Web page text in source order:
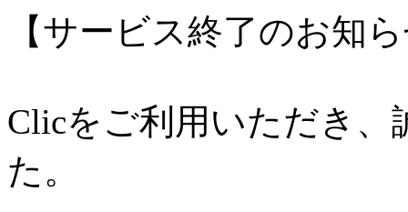
【サービス終了のお知
Clicをご利用いただき
た。